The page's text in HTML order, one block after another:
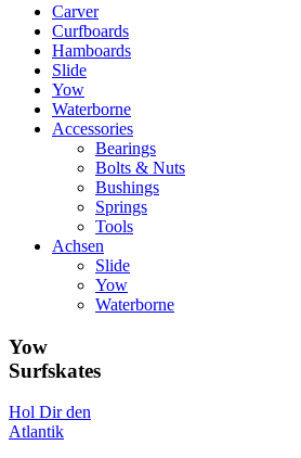
Carver
Curfboards
Hamboards
Slide
Yow
Waterborne
Accessories
Bearings
Bolts & Nuts
Bushings
Springs
Tools
Achsen
Slide
Yow
Waterborne
Yow
Surfskates
Hol Dir den
Atlantik